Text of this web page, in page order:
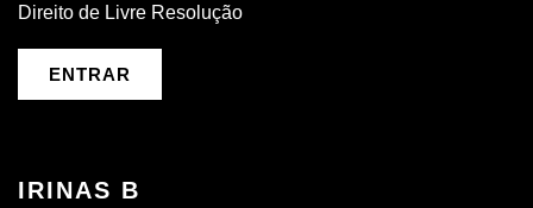
Direito de Livre Resolução
ENTRAR
IRINAS B